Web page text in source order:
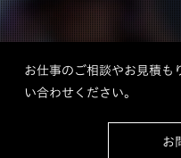
お仕事のご相談やお見積も
い合わせください。
お